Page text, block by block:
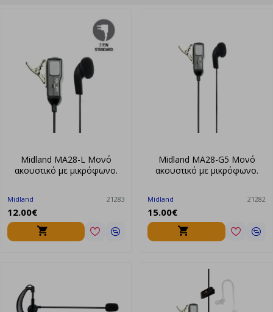
Midland 21283
Midland MA28-L Μονό
ακουστικό με μικρόφωνο.
12.00€
Midland 21282
Midland MA28-G5 Μονό
ακουστικό με μικρόφωνο.
15.00€